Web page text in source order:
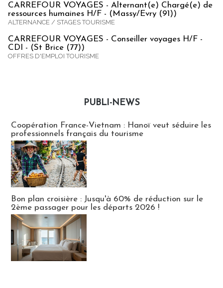
CARREFOUR VOYAGES - Alternant(e) Chargé(e) de
ressources humaines H/F - (Massy/Evry (91))
ALTERNANCE / STAGES TOURISME
CARREFOUR VOYAGES - Conseiller voyages H/F -
CDI - (St Brice (77))
OFFRES D'EMPLOI TOURISME
PUBLI-NEWS
Coopération France-Vietnam : Hanoï veut séduire les
professionnels français du tourisme
Bon plan croisière : Jusqu'à 60% de réduction sur le
2ème passager pour les départs 2026 !